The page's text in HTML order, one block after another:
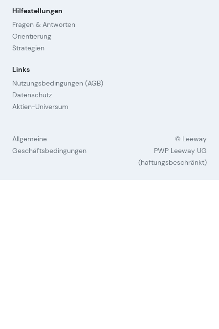
Hilfestellungen
Fragen & Antworten
Orientierung
Strategien
Links
Nutzungsbedingungen (AGB)
Datenschutz
Aktien-Universum
Allgemeine
Geschäftsbedingungen
© Leeway
PWP Leeway UG
(haftungsbeschränkt)